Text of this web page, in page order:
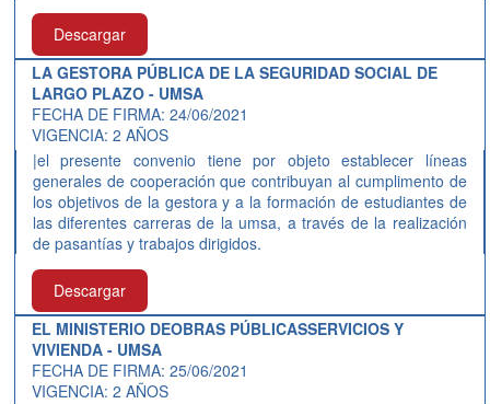
Descargar
LA GESTORA PÚBLICA DE LA SEGURIDAD SOCIAL DE
LARGO PLAZO - UMSA
FECHA DE FIRMA: 24/06/2021
VIGENCIA: 2 AÑOS
|el presente convenio tiene por objeto establecer líneas
generales de cooperación que contribuyan al cumplimento de
los objetivos de la gestora y a la formación de estudiantes de
las diferentes carreras de la umsa, a través de la realización
de pasantías y trabajos dirigidos.
Descargar
EL MINISTERIO DEOBRAS PÚBLICASSERVICIOS Y
VIVIENDA - UMSA
FECHA DE FIRMA: 25/06/2021
VIGENCIA: 2 AÑOS